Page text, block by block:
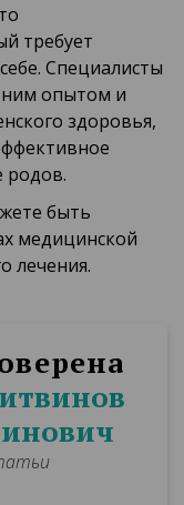
требует
Специалисты
опытом и
здоровья,
родов.
быть
медицинской
лечения.